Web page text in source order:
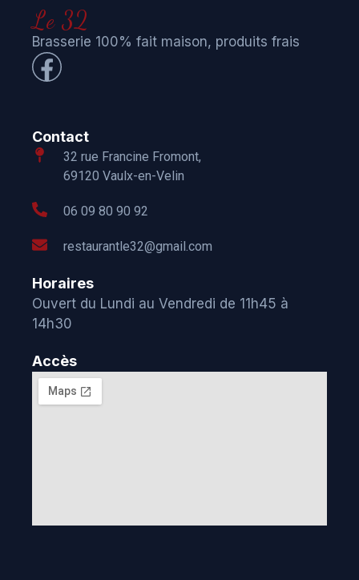
Le 32
Brasserie 100% fait maison, produits frais
Contact
32 rue Francine Fromont,
69120 Vaulx-en-Velin
06 09 80 90 92
restaurantle32@gmail.com
Horaires
Ouvert du Lundi au Vendredi de 11h45 à
14h30
Accès